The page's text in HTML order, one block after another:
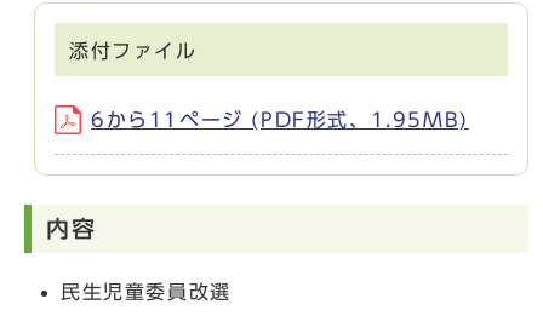
添付ファイル
6から11ページ (PDF形式、1.95MB)
内容
民生児童委員改選